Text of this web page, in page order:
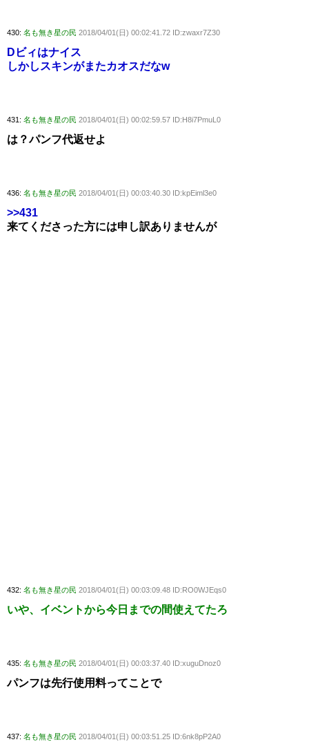
430: 名も無き星の民 2018/04/01(日) 00:02:41.72 ID:zwaxr7Z30
Dビィはナイス
しかしスキンがまたカオスだなw
431: 名も無き星の民 2018/04/01(日) 00:02:59.57 ID:H8i7PmuL0
は？パンフ代返せよ
436: 名も無き星の民 2018/04/01(日) 00:03:40.30 ID:kpEiml3e0
>>431
来てくださった方には申し訳ありませんが
432: 名も無き星の民 2018/04/01(日) 00:03:09.48 ID:RO0WJEqs0
いや、イベントから今日までの間使えてたろ
435: 名も無き星の民 2018/04/01(日) 00:03:37.40 ID:xuguDnoz0
パンフは先行使用料ってことで
437: 名も無き星の民 2018/04/01(日) 00:03:51.25 ID:6nk8pP2A0